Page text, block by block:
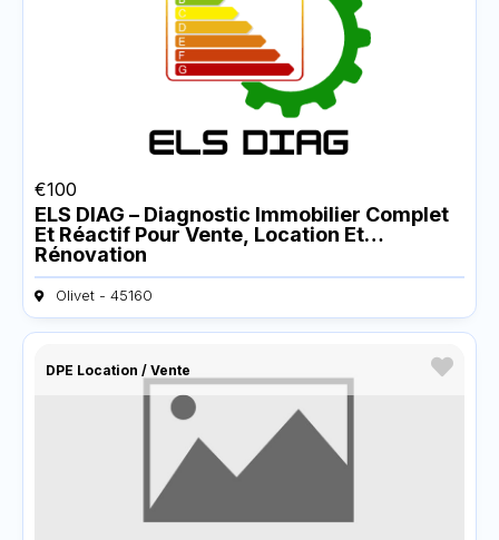
€100
ELS DIAG – Diagnostic Immobilier Complet
Et Réactif Pour Vente, Location Et
Rénovation
Olivet - 45160
DPE Location / Vente